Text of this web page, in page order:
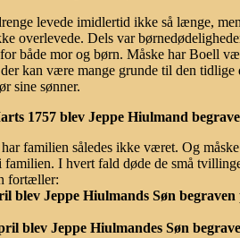
levede imidlertid ikke så længe,
overlevede. Dels var
både mor og børn. Måske har Boell
kan være mange grunde til den
sine sønner.
1757 blev Jeppe Hiulmand
har familien således ikke været. Og
familien. I hvert fald døde de små
fortæller:
blev Jeppe Hiulmands Søn
blev Jeppe Hiulmandes Søn